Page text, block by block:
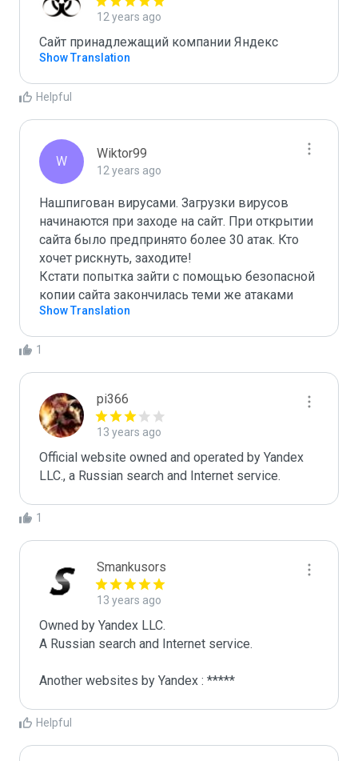
12 years ago
Сайт принадлежащий компании Яндекс
Show Translation
Helpful
W
Wiktor99
12 years ago
Нашпигован вирусами. Загрузки вирусов
начинаются при заходе на сайт. При открытии
сайта было предпринято более 30 атак. Кто
хочет рискнуть, заходите!
Кстати попытка зайти с помощью безопасной
копии сайта закончилась теми же атаками
Show Translation
1
pi366
13 years ago
Official website owned and operated by Yandex
LLC., a Russian search and Internet service.
1
Smankusors
13 years ago
Owned by Yandex LLC.
A Russian search and Internet service.
Another websites by Yandex : *****
Helpful